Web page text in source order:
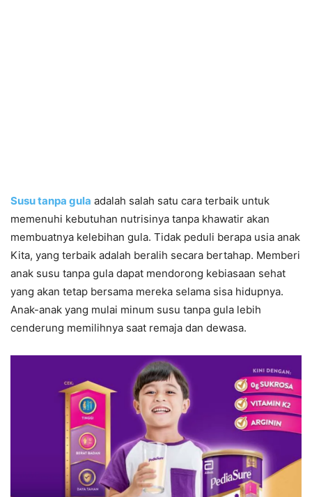
Susu tanpa gula adalah salah satu cara terbaik untuk
memenuhi kebutuhan nutrisinya tanpa khawatir akan
membuatnya kelebihan gula. Tidak peduli berapa usia anak
Kita, yang terbaik adalah beralih secara bertahap. Memberi
anak susu tanpa gula dapat mendorong kebiasaan sehat
yang akan tetap bersama mereka selama sisa hidupnya.
Anak-anak yang mulai minum susu tanpa gula lebih
cenderung memilihnya saat remaja dan dewasa.